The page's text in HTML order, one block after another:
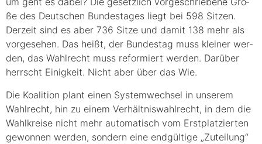
ße des Deut­schen Bun­des­ta­ges liegt bei 598 Sit­zen.
Der­zeit sind es aber 736 Sit­ze und damit 138 mehr als
vor­ge­se­hen. Das heißt, der Bun­des­tag muss klei­ner wer­
den, das Wahl­recht muss refor­miert wer­den. Dar­über
herrscht Einig­keit. Nicht aber über das Wie.
Die Koali­ti­on plant einen Sys­tem­wech­sel in unse­rem
Wahl­recht, hin zu einem Ver­hält­nis­wahl­recht, in dem die
Wahl­krei­se nicht mehr auto­ma­tisch vom Erst­plat­zier­ten
gewon­nen wer­den, son­dern eine end­gül­ti­ge „Zutei­lung“